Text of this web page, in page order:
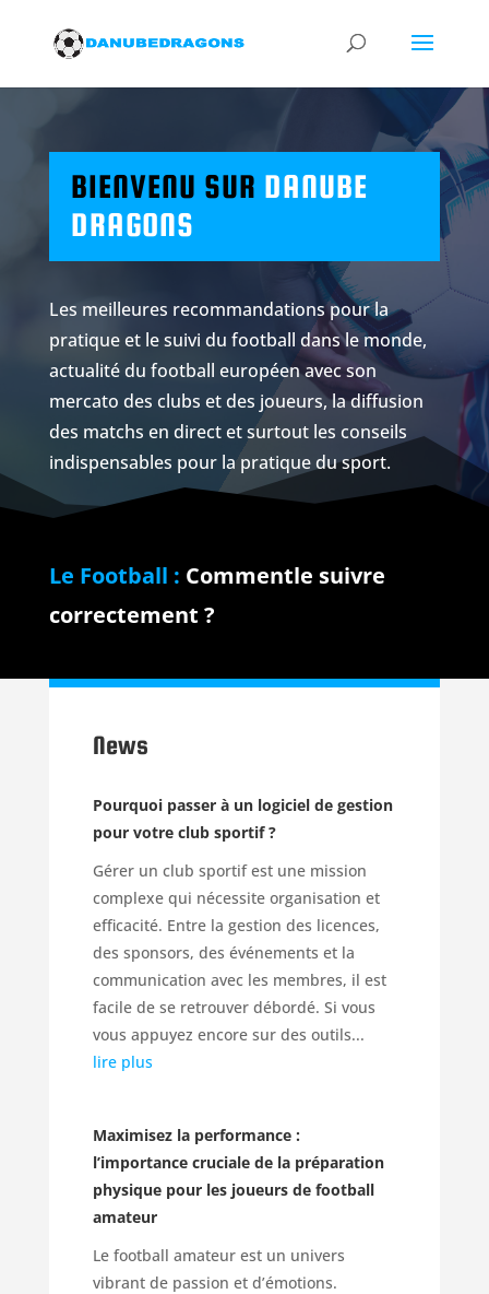
BIENVENU SUR DANUBE
DRAGONS
Les meilleures recommandations pour la
pratique et le suivi du football dans le monde,
actualité du football européen avec son
mercato des clubs et des joueurs, la diffusion
des matchs en direct et surtout les conseils
indispensables pour la pratique du sport.
Le Football : Commentle suivre
correctement ?
News
Pourquoi passer à un logiciel de gestion
pour votre club sportif ?
Gérer un club sportif est une mission
complexe qui nécessite organisation et
efficacité. Entre la gestion des licences,
des sponsors, des événements et la
communication avec les membres, il est
facile de se retrouver débordé. Si vous
vous appuyez encore sur des outils...
lire plus
Maximisez la performance :
l’importance cruciale de la préparation
physique pour les joueurs de football
amateur
Le football amateur est un univers
vibrant de passion et d’émotions.